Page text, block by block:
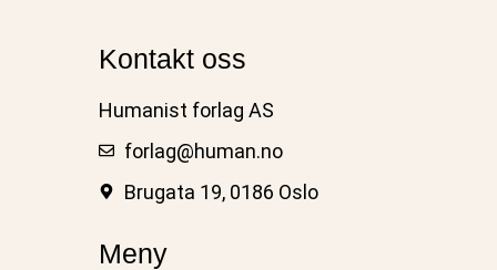
Kontakt oss
Humanist forlag AS
forlag@human.no
Brugata 19, 0186 Oslo
Meny